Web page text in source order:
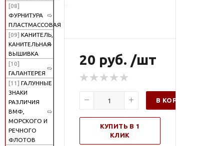
[08]
ФУРНИТУРА
ПЛАСТМАССОВАЯ
[09] КАНИТЕЛЬ,
КАНИТЕЛЬНАЯ
ВЫШИВКА
[10]
ГАЛАНТЕРЕЯ
[11] ГАЛУННЫЕ
ЗНАКИ
РАЗЛИЧИЯ
ВМФ,
МОРСКОГО И
РЕЧНОГО
ФЛОТОВ
20 руб. /шт
В КОРЗИНУ
КУПИТЬ В 1
КЛИК